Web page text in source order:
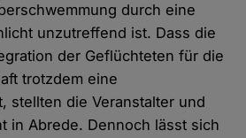
durch eine
unzutreffend ist. Dass die
der Geflüchteten für die
trotzdem eine
stellten die Veranstalter und
in Abrede. Dennoch lässt sich